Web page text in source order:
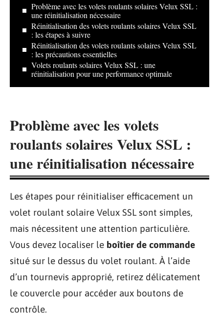
Problème avec les volets roulants solaires Velux SSL :
une réinitialisation nécessaire
Réinitialisation des volets roulants solaires Velux SSL
: les étapes à suivre
Réinitialisation des volets roulants solaires Velux SSL
: les précautions essentielles
Volets roulants solaires Velux SSL : une
réinitialisation pour une performance optimale
Problème avec les volets
roulants solaires Velux SSL :
une réinitialisation nécessaire
Les étapes pour réinitialiser efficacement un
volet roulant solaire Velux SSL sont simples,
mais nécessitent une attention particulière.
Vous devez localiser le boîtier de commande
situé sur le dessus du volet roulant. À l’aide
d’un tournevis approprié, retirez délicatement
le couvercle pour accéder aux boutons de
contrôle.